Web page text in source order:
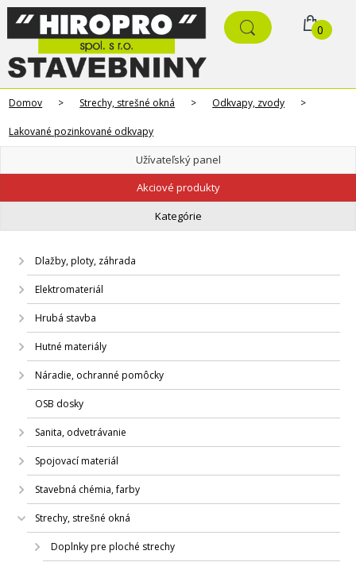
0
Domov > Strechy, strešné okná > Odkvapy, zvody >
Lakované pozinkované odkvapy
Užívateľský panel
Akciové produkty
Kategórie
Dlažby, ploty, záhrada
Elektromateriál
Hrubá stavba
Hutné materiály
Náradie, ochranné pomôcky
OSB dosky
Sanita, odvetrávanie
Spojovací materiál
Stavebná chémia, farby
Strechy, strešné okná
Doplnky pre ploché strechy